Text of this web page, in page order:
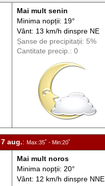
Mai mult senin
Minima nopții: 19°
Vânt: 13 km/h dinspreNE
Șanse de precipitații: 5%
Cantitate precip.: 0
aug.: Max:35˚ - Min:20˚
Mai mult noros
Minima nopții: 20°
Vânt: 12 km/h dinspreNNE